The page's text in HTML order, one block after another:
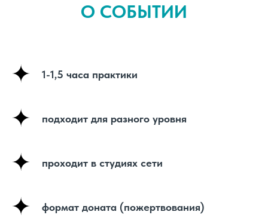
О СОБЫТИИ
1-1,5 часа практики
подходит для разного уровня
проходит в студиях сети
формат доната (пожертвования)